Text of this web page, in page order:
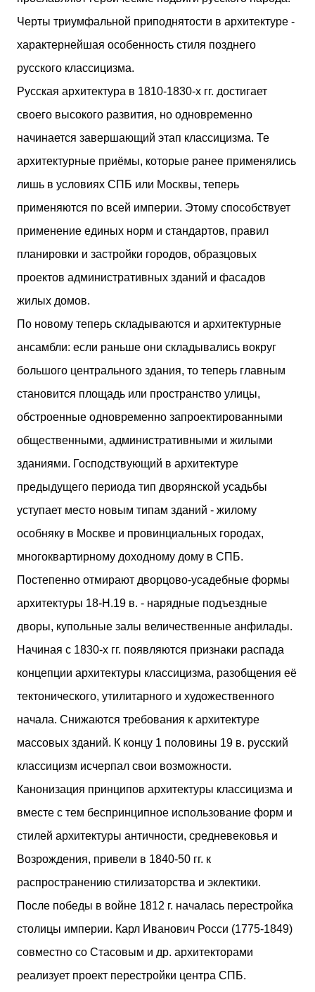
Черты триумфальной приподнятости в архитектуре -
характернейшая особенность стиля позднего
русского классицизма.
Русская архитектура в 1810-1830-х гг. достигает
своего высокого развития, но одновременно
начинается завершающий этап классицизма. Те
архитектурные приёмы, которые ранее применялись
лишь в условиях СПБ или Москвы, теперь
применяются по всей империи. Этому способствует
применение единых норм и стандартов, правил
планировки и застройки городов, образцовых
проектов административных зданий и фасадов
жилых домов.
По новому теперь складываются и архитектурные
ансамбли: если раньше они складывались вокруг
большого центрального здания, то теперь главным
становится площадь или пространство улицы,
обстроенные одновременно запроектированными
общественными, административными и жилыми
зданиями. Господствующий в архитектуре
предыдущего периода тип дворянской усадьбы
уступает место новым типам зданий - жилому
особняку в Москве и провинциальных городах,
многоквартирному доходному дому в СПБ.
Постепенно отмирают дворцово-усадебные формы
архитектуры 18-Н.19 в. - нарядные подъездные
дворы, купольные залы величественные анфилады.
Начиная с 1830-х гг. появляются признаки распада
концепции архитектуры классицизма, разобщения её
тектонического, утилитарного и художественного
начала. Снижаются требования к архитектуре
массовых зданий. К концу 1 половины 19 в. русский
классицизм исчерпал свои возможности.
Канонизация принципов архитектуры классицизма и
вместе с тем беспринципное использование форм и
стилей архитектуры античности, средневековья и
Возрождения, привели в 1840-50 гг. к
распространению стилизаторства и эклектики.
После победы в войне 1812 г. началась перестройка
столицы империи. Карл Иванович Росси (1775-1849)
совместно со Стасовым и др. архитекторами
реализует проект перестройки центра СПБ.